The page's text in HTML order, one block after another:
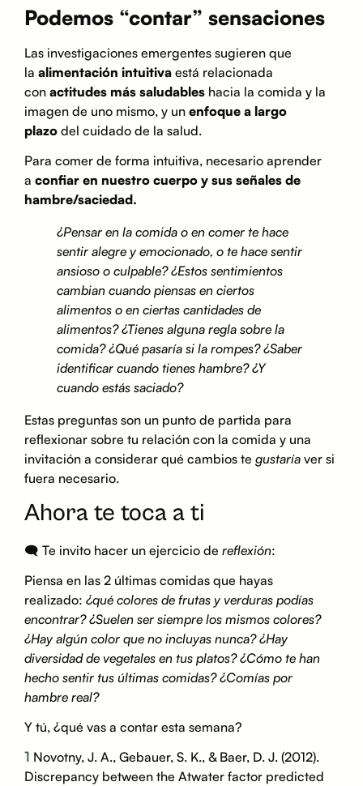
Podemos “contar” sensaciones
Las investigaciones emergentes sugieren que
la alimentación intuitiva está relacionada
con actitudes más saludables hacia la comida y la
imagen de uno mismo, y un enfoque a largo
plazo del cuidado de la salud.
Para comer de forma intuitiva, necesario aprender
a confiar en nuestro cuerpo y sus señales de
hambre/saciedad.
¿Pensar en la comida o en comer te hace
sentir alegre y emocionado, o te hace sentir
ansioso o culpable? ¿Estos sentimientos
cambian cuando piensas en ciertos
alimentos o en ciertas cantidades de
alimentos? ¿Tienes alguna regla sobre la
comida? ¿Qué pasaría si la rompes? ¿Saber
identificar cuando tienes hambre? ¿Y
cuando estás saciado?
Estas preguntas son un punto de partida para
reflexionar sobre tu relación con la comida y una
invitación a considerar qué cambios te gustaría ver si
fuera necesario.
Ahora te toca a ti
🗨 Te invito hacer un ejercicio de reflexión:
Piensa en las 2 últimas comidas que hayas
realizado: ¿qué colores de frutas y verduras podías
encontrar? ¿Suelen ser siempre los mismos colores?
¿Hay algún color que no incluyas nunca? ¿Hay
diversidad de vegetales en tus platos? ¿Cómo te han
hecho sentir tus últimas comidas? ¿Comías por
hambre real?
Y tú, ¿qué vas a contar esta semana?
1 Novotny, J. A., Gebauer, S. K., & Baer, D. J. (2012).
Discrepancy between the Atwater factor predicted